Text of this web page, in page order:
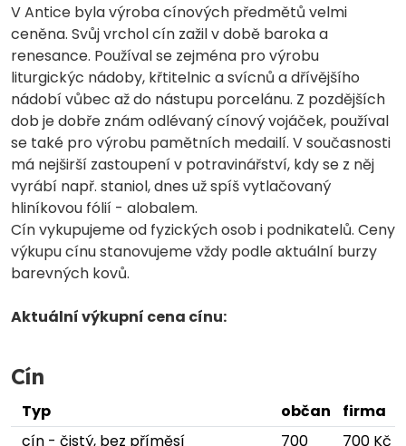
V Antice byla výroba cínových předmětů velmi
ceněna. Svůj vrchol cín zažil v době baroka a
renesance. Používal se zejména pro výrobu
liturgickýc nádoby, křtitelnic a svícnů a dřívějšího
nádobí vůbec až do nástupu porcelánu. Z pozdějších
dob je dobře znám odlévaný cínový vojáček, používal
se také pro výrobu pamětních medailí. V současnosti
má nejširší zastoupení v potravinářství, kdy se z něj
vyrábí např. staniol, dnes už spíš vytlačovaný
hliníkovou fólií - alobalem.
Cín vykupujeme od fyzických osob i podnikatelů. Ceny
výkupu cínu stanovujeme vždy podle aktuální burzy
barevných kovů.
Aktuální výkupní cena cínu:
Cín
Typ občan
firma
cín - čistý, bez příměsí
700
700 Kč